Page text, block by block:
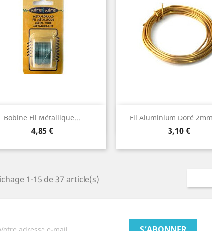
Bobine Fil Métallique...
Prix
4,85 €
Aperçu rapide Fil Aluminium Doré
Prix
3,10 €
Aperçu rapide
1-15 de 37 article(s)